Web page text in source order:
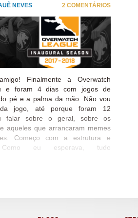
NEVES 2 COMENTÁRIOS
Finalmente a Overwatch
e foram 4 dias com jogos de
pé e a palma da mão. Não vou
jogo, até porque foram 12
falar sobre o geral, sobre os
aqueles que arrancaram memes
Começo com a estrutura e
Como eu esperava, tudo
dinâmico e completo. Teve até